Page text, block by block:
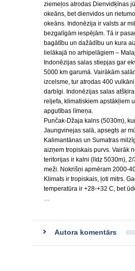
ziemeļos atrodas Dienvidķīnas
okeāns, bet dienvidos un
okeāns. Indonēzija ir valsts ar
bezgalīgām iespējām. Tā ir
bagātību un dažādību un kura
lielākajā no arhipelāgiem –
Indonēzijas salas stiepjas gar
5000 km garumā. Vairākām
izcelsme, tur atrodas 400
darbīgi. Indonēzijas salas
reljefa, klimatiskiem apstākļiem
apgutības līmeņa.
Punčak-Džaja kalns (5030m),
Jaungvinejas salā, apsegts ar
Kalimantānas un Sumatras
aizņem tropiskais purvs. Vairāk
teritorijas ir kalni (līdz 5030m),
meži. Nokrišņi apmēram 2000-
Klimats ir tropiskais, ļoti mitrs.
temperatūra ir +28-+32 C, bet
…
Autora komentārs